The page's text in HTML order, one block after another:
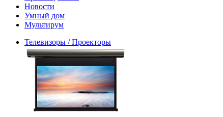
Новости
Умный дом
Мультирум
Телевизоры / Проекторы